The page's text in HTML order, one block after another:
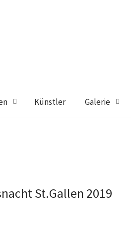
Künstler Galerie
St.Gallen 2019